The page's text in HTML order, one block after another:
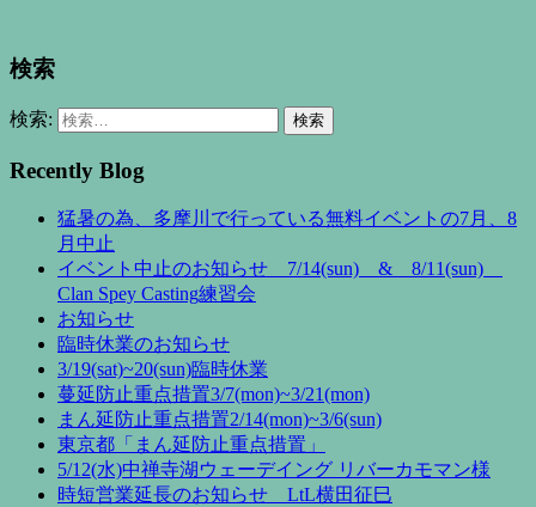
検索
検索:
Recently Blog
猛暑の為、多摩川で行っている無料イベントの7月、8
月中止
イベント中止のお知らせ 7/14(sun) & 8/11(sun)
Clan Spey Casting練習会
お知らせ
臨時休業のお知らせ
3/19(sat)~20(sun)臨時休業
蔓延防止重点措置3/7(mon)~3/21(mon)
まん延防止重点措置2/14(mon)~3/6(sun)
東京都「まん延防止重点措置」
5/12(水)中禅寺湖ウェーデイング リバーカモマン様
時短営業延長のお知らせ LtL横田征巳